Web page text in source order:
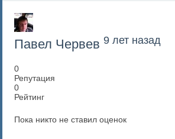
Павел Червев 9 лет назад
0
Репутация
0
Рейтинг
Пока никто не ставил оценок